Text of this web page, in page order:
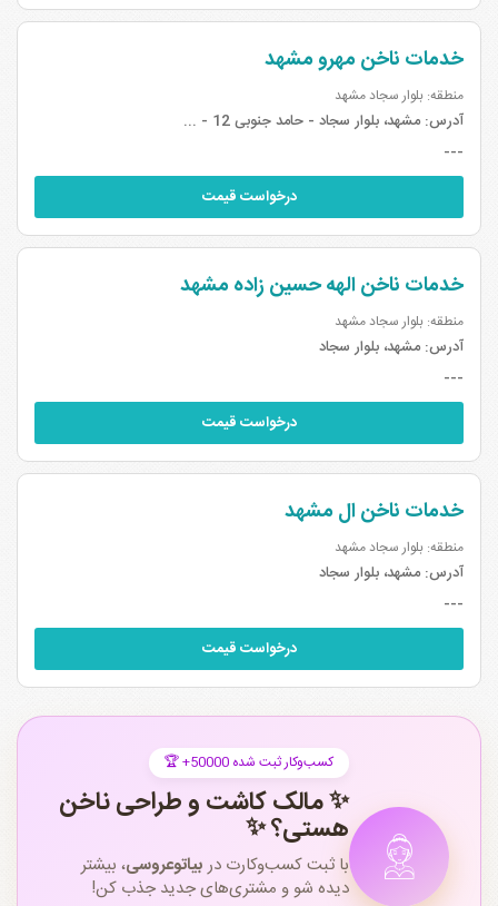
خدمات ناخن مهرو مشهد
منطقه: بلوار سجاد مشهد
آدرس:مشهد، بلوار سجاد - حامد جنوبی 12 - ...
---
درخواست قیمت
خدمات ناخن الهه حسین زاده مشهد
منطقه: بلوار سجاد مشهد
آدرس:مشهد، بلوار سجاد
---
درخواست قیمت
خدمات ناخن ال مشهد
منطقه: بلوار سجاد مشهد
آدرس:مشهد، بلوار سجاد
---
درخواست قیمت
🏆 +50000 کسب‌وکار ثبت شده
✨ مالک کاشت و طراحی ناخن
هستی؟ ✨
با ثبت کسب‌وکارت دربیاتوعروسی، بیشتر
دیده شو و مشتری‌های جدید جذب کن!